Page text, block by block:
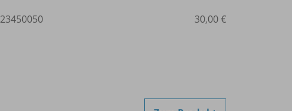
23450050 30,00 €